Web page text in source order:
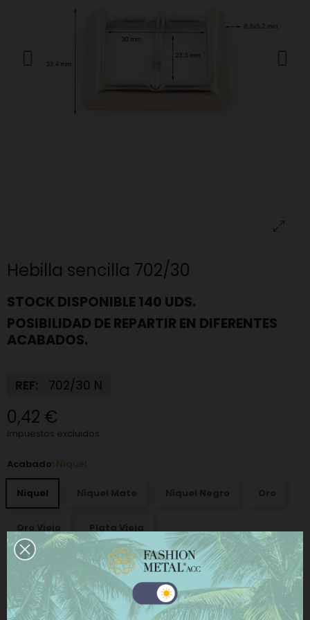
Hebilla sencilla 702/30
STOCK DISPONIBLE 140 UDS.
POSIBILIDAD DE REPARTIR EN DIFERENTES
ACABADOS.
REF: 702/30 N
0,42 €
Impuestos excluidos
Acabado: Niquel
Niquel
+ AÑADIR AL CARRITO
COMPRAR AHORA
Este sitio web utiliza cookies propias y de terceros
para mejorar nuestros servicios y mostrarle